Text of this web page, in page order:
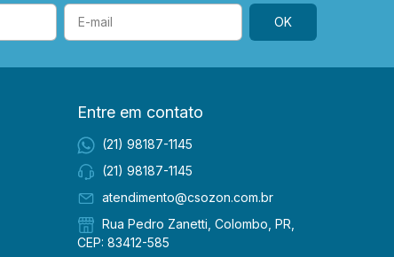
Entre em contato
(21) 98187-1145
(21) 98187-1145
atendimento@csozon.com.br
Rua Pedro Zanetti, Colombo, PR,
CEP: 83412-585